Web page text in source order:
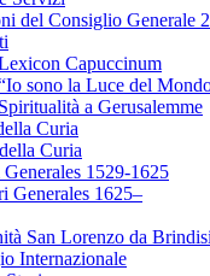
del Consiglio Generale
Capuccinum
sono la Luce del
Spiritualità a Gerusalemme
Curia
Curia
1529-1625
Generales 1625–
San Lorenzo da Brindisi
Internazionale